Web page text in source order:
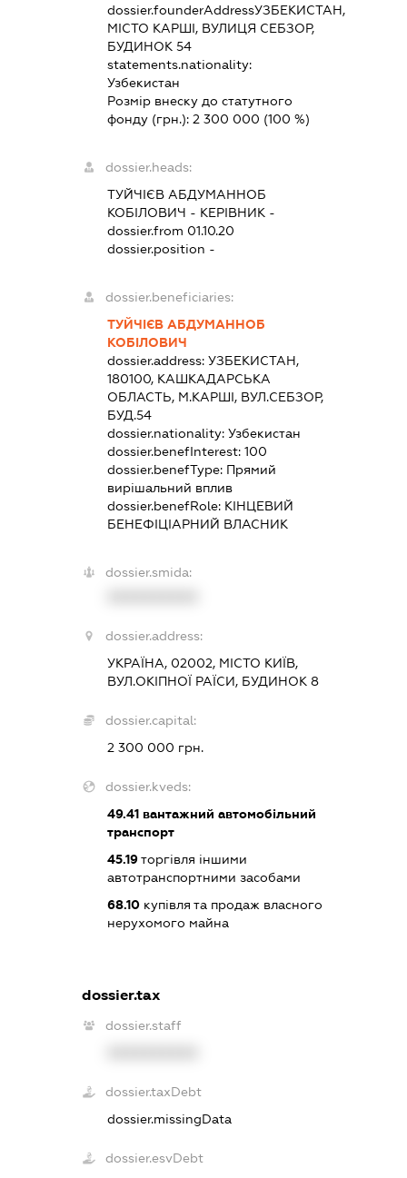
dossier.founderAddressУЗБЕКИСТАН,
МІСТО КАРШІ, ВУЛИЦЯ СЕБЗОР,
БУДИНОК 54
statements.nationality:
Узбекистан
Розмір внеску до статутного
фонду (грн.): 2 300 000 (100 %)
dossier.heads:
ТУЙЧІЄВ АБДУМАННОБ
КОБІЛОВИЧ - КЕРІВНИК -
dossier.from 01.10.20
dossier.position -
dossier.beneficiaries:
ТУЙЧІЄВ АБДУМАННОБ
КОБІЛОВИЧ
dossier.address: УЗБЕКИСТАН,
180100, КАШКАДАРСЬКА
ОБЛАСТЬ, М.КАРШІ, ВУЛ.СЕБЗОР,
БУД.54
dossier.nationality: Узбекистан
dossier.benefInterest: 100
dossier.benefType: Прямий
вирішальний вплив
dossier.benefRole: КІНЦЕВИЙ
БЕНЕФІЦІАРНИЙ ВЛАСНИК
dossier.smida:
dossier.address:
УКРАЇНА, 02002, МІСТО КИЇВ,
ВУЛ.ОКІПНОЇ РАЇСИ, БУДИНОК 8
dossier.capital:
2 300 000 грн.
dossier.kveds:
49.41вантажний автомобільний
транспорт
45.19торгівля іншими
автотранспортними засобами
68.10купівля та продаж власного
нерухомого майна
dossier.tax
dossier.staff
dossier.taxDebt
dossier.missingData
dossier.esvDebt